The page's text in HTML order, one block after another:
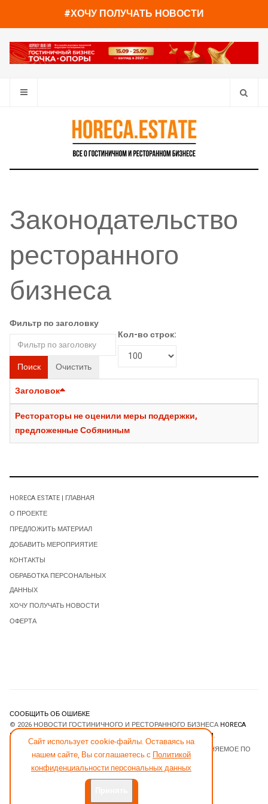
#ХОЧУ ПОЛУЧАТЬ НОВОСТИ
Законодательство
ресторанного
бизнеса
Фильтр по заголовку
Поиск Очистить
Кол-во строк:
Заголовок
Рестораторы не оценили меры поддержки,
предложенные Собяниным
Сайт использует cookie-файлы. Оставаясь на
нашем сайте, Вы соглашаетесь с Политикой
конфиденциальности персональных данных
HORECA ESTATE | ГЛАВНАЯ
О ПРОЕКТЕ
ПРЕДЛОЖИТЬ МАТЕРИАЛ
ДОБАВИТЬ МЕРОПРИЯТИЕ
КОНТАКТЫ
ОБРАБОТКА ПЕРСОНАЛЬНЫХ
ДАННЫХ
ХОЧУ ПОЛУЧАТЬ НОВОСТИ
ОФЕРТА
СООБЩИТЬ ОБ ОШИБКЕ
© 2026 НОВОСТИ ГОСТИНИЧНОГО И РЕСТОРАННОГО БИЗНЕСА HORECA
ESTATE
JOOMLART.COM.
- ПРОГРАММНОЕ ОБЕСПЕЧЕНИЕ, РАСПРОСТРАНЯЕМОЕ ПО
ЛИЦЕНЗИИGNU GENERAL PUBLIC LICENSE